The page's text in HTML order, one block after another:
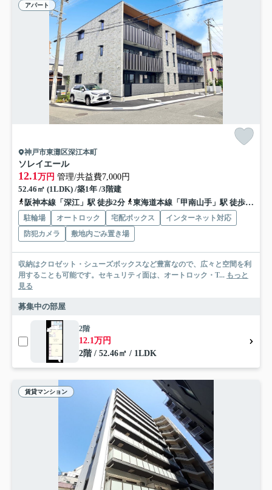
アパート
神戸市東灘区深江本町
ソレイエール
12.1 万円 管理/共益費7,000円
52.46㎡ (1LDK) /築1年 /3階建
阪神本線「深江」駅 徒歩2分
東海道本線「甲南山手」駅 徒歩13分
駐輪場 オートロック 宅配ボックス
インターネット対応
防犯カメラ
敷地内ごみ置き場
収納はクロゼット・シューズボックスなど豊富なので、広々と空間を利
用することも可能です。セキュリティ面は、オートロック・T... もっと
見る
募集中の部屋
2階
12.1万円
2階 / 52.46㎡ / 1LDK
賃貸マンション